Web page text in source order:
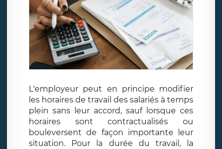
L'employeur peut en principe modifier
les horaires de travail des salariés à temps
plein sans leur accord, sauf lorsque ces
horaires sont contractualisés ou
bouleversent de façon importante leur
situation. Pour la durée du travail, la